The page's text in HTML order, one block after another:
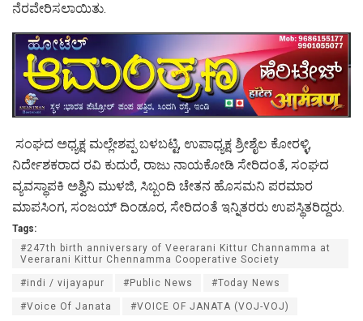
ನೆರವೇರಿಸಲಾಯಿತು.
ಸಂಘದ ಅಧ್ಯಕ್ಷ ಮಲ್ಲೇಶಪ್ಪ ಬಳಬಟ್ಟಿ, ಉಪಾಧ್ಯಕ್ಷ ಶ್ರೀಶೈಲ ಕೋರಳ್ಳಿ,
ನಿರ್ದೇಶಕರಾದ ರವಿ ಕುದುರೆ, ರಾಜು ನಾಯಕೋಡಿ ಸೇರಿದಂತೆ, ಸಂಘದ
ವ್ಯವಸ್ಥಾಪಕಿ ಅಶ್ವಿನಿ ಮುಳಜಿ, ಸಿಬ್ಬಂದಿ ಚೇತನ ಹೊಸಮನಿ ಪರಮಾರ
ಮಾಪಸಿಂಗ, ಸಂಜಯ್ ದಿಂಡೂರ, ಸೇರಿದಂತೆ ಇನ್ನಿತರರು ಉಪಸ್ಥಿತರಿದ್ದರು.
Tags:
#247th birth anniversary of Veerarani Kittur Channamma at
Veerarani Kittur Chennamma Cooperative Society
#indi / vijayapur #Public News #Today News
#Voice Of Janata #VOICE OF JANATA (VOJ-VOJ)